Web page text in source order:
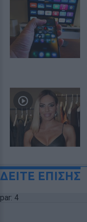
ΔΕΙΤΕ ΕΠΙΣΗΣ
par: 4